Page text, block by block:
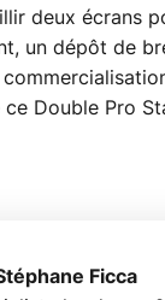
deux écrans
un dépôt de
Double Pro
Ficca